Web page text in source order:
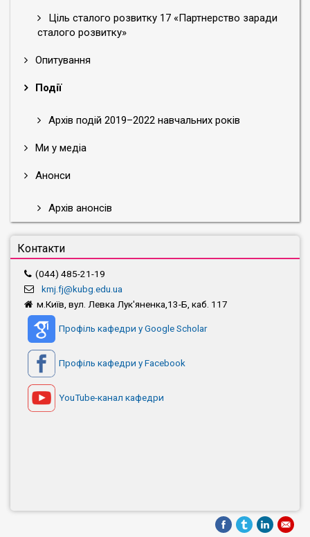
Ціль сталого розвитку 17 «Партнерство заради
сталого розвитку»
Опитування
Події
Архів подій 2019–2022 навчальних років
Ми у медіа
Анонси
Архів анонсів
Контакти
(044) 485-21-19
kmj.fj@kubg.edu.ua
м.Київ, вул. Левка Лук'яненка,13-Б, каб. 117
Профіль кафедри у Google Scholar
Профіль кафедри у Facebook
YouTube-канал кафедри